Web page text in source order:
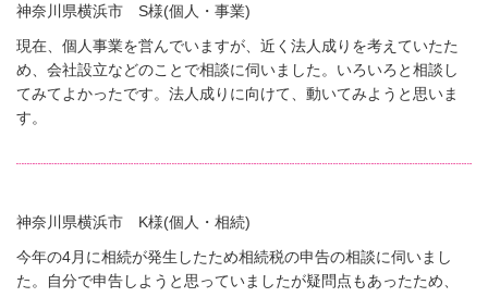
神奈川県横浜市 S様(個人・事業)
現在、個人事業を営んでいますが、近く法人成りを考えていたた
め、会社設立などのことで相談に伺いました。いろいろと相談し
てみてよかったです。法人成りに向けて、動いてみようと思いま
す。
神奈川県横浜市 K様(個人・相続)
今年の4月に相続が発生したため相続税の申告の相談に伺いまし
た。自分で申告しようと思っていましたが疑問点もあったため、